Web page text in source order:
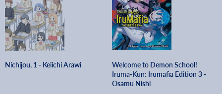
Nichijou, 1 - Keiichi Arawi
Welcome to Demon School!
Iruma-Kun: Irumafia Edition 3 -
Osamu Nishi